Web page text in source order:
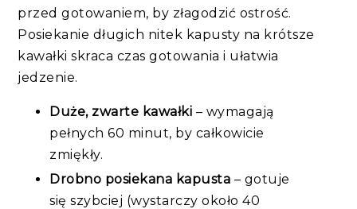
przed gotowaniem, by złagodzić ostrość.
Posiekanie długich nitek kapusty na krótsze
kawałki skraca czas gotowania i ułatwia
jedzenie.
Duże, zwarte kawałki – wymagają
pełnych 60 minut, by całkowicie
zmiękły.
Drobno posiekana kapusta – gotuje
się szybciej (wystarczyokoło 40